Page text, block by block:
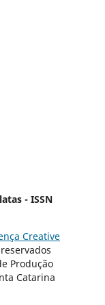
- ISSN
Creative
Produção
Catarina